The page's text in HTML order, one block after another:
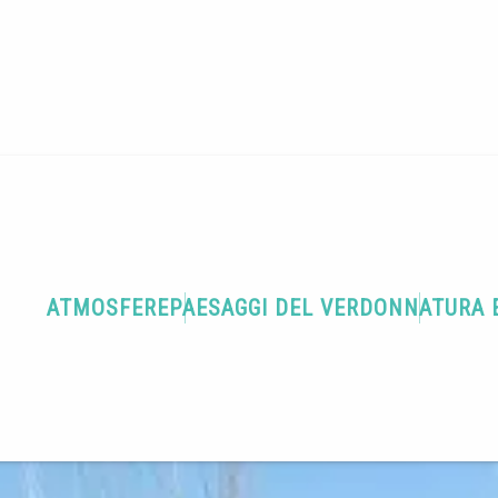
ATMOSFEREPAESAGGI DEL VERDON NATURA